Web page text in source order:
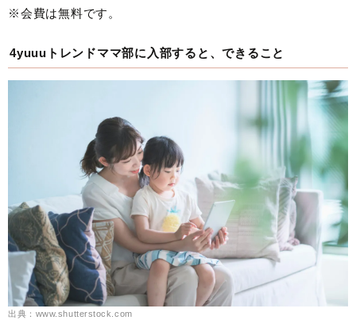
※会費は無料です。
4yuuuトレンドママ部に入部すると、できること
出典：www.shutterstock.com